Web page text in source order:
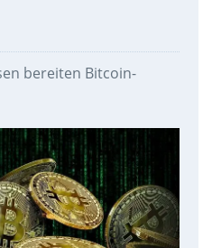
bereiten Bitcoin-